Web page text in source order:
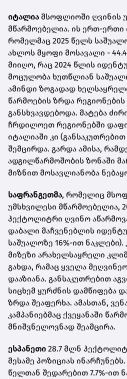
იტალია მსოფლიოში ღვინის
მწარმოებელია. ის ერთ-ერთი
რომელმაც 2025 წელს
ახლოს მყოფი მოსავალი -
მიიღო, რაც 2024 წლის
მოცულობა ხუთწლიან
ამინდი ზოგადად
წარმოების ზრდა
განსხვავდებოდა. მატება
ჩრდილოეთ რეგიონებში
იტალიაში კი
შემცირდა. გარდა ამისა,
ადგილწარმოშობის ზონაში
მიზნით მოსავლიანობა
საფრანგეთმა, რომელიც
უმსხვილესი მწარმოებელია,
ჰექტოლიტრი ღვინო
დაბალი მაჩვენებლის
საშუალოზე 16%-ით
მიზეზი არახელსაყრელი
გახდა, რამაც ყველა
დააზიანა. განსაკუთრებით
სიცხემ ყურძნის დამწიფება
ზრდა შეაფერხა. ამასთან,
კამპანიებმაც ქვეყანაში
მნიშვნელოვნად შეამცირა.
ესპანეთი 28.7 მლნ
მესამე პოზიციას
წელთან შედარებით 7.7%-ით